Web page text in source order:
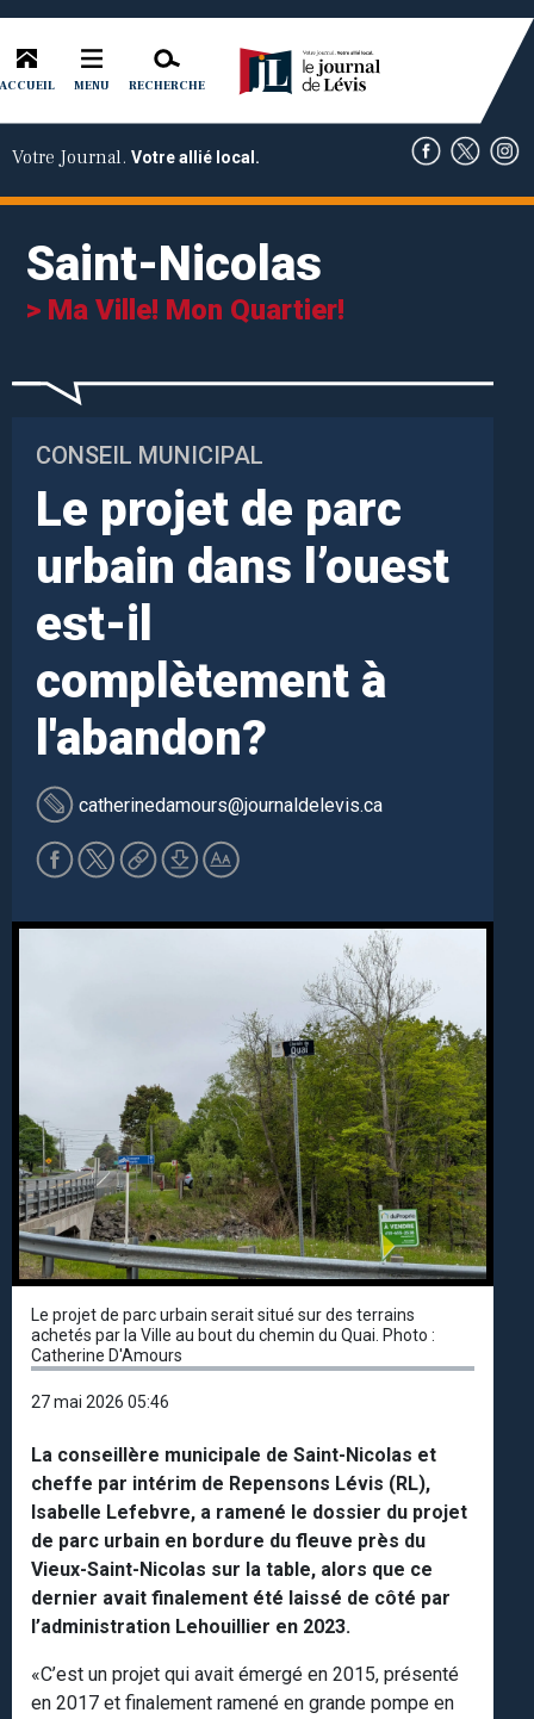
ACCUEIL MENU RECHERCHE
Votre Journal. Votre allié local.
Saint-Nicolas
> Ma Ville! Mon Quartier!
CONSEIL MUNICIPAL
Le projet de parc
urbain dans l’ouest
est-il
complètement à
l'abandon?
catherinedamours@journaldelevis.ca
Le projet de parc urbain serait situé sur des terrains
achetés par la Ville au bout du chemin du Quai. Photo :
Catherine D'Amours
27 mai 2026 05:46
La conseillère municipale de Saint-Nicolas et
cheffe par intérim de Repensons Lévis (RL),
Isabelle Lefebvre, a ramené le dossier du projet
de parc urbain en bordure du fleuve près du
Vieux-Saint-Nicolas sur la table, alors que ce
dernier avait finalement été laissé de côté par
l’administration Lehouillier en 2023.
«C’est un projet qui avait émergé en 2015, présenté
en 2017 et finalement ramené en grande pompe en